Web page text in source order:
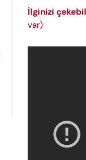
İlginizi
var)